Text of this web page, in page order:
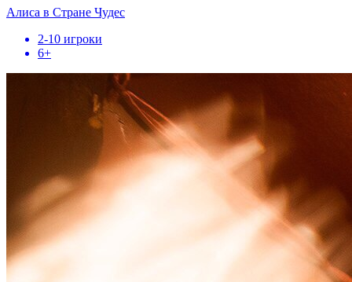
Алиса в Стране Чудес
2-10 игроки
6+